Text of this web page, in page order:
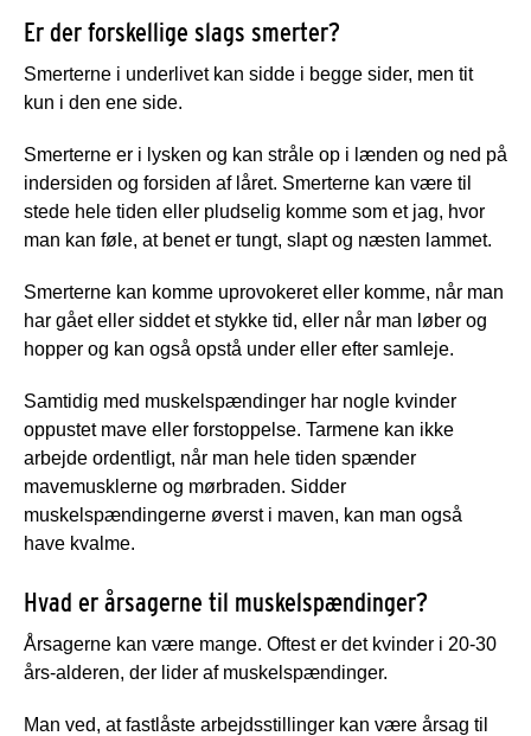
Er der forskellige slags smerter?
Smerterne i underlivet kan sidde i begge sider, men tit
kun i den ene side.
Smerterne er i lysken og kan stråle op i lænden og ned på
indersiden og forsiden af låret. Smerterne kan være til
stede hele tiden eller pludselig komme som et jag, hvor
man kan føle, at benet er tungt, slapt og næsten lammet.
Smerterne kan komme uprovokeret eller komme, når man
har gået eller siddet et stykke tid, eller når man løber og
hopper og kan også opstå under eller efter samleje.
Samtidig med muskelspændinger har nogle kvinder
oppustet mave eller forstoppelse. Tarmene kan ikke
arbejde ordentligt, når man hele tiden spænder
mavemusklerne og mørbraden. Sidder
muskelspændingerne øverst i maven, kan man også
have kvalme.
Hvad er årsagerne til muskelspændinger?
Årsagerne kan være mange. Oftest er det kvinder i 20-30
års-alderen, der lider af muskelspændinger.
Man ved, at fastlåste arbejdsstillinger kan være årsag til